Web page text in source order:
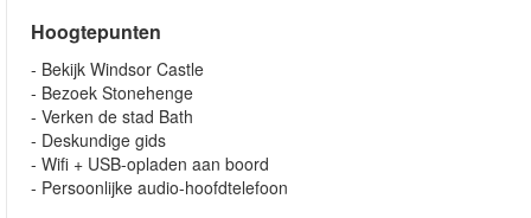
Hoogtepunten
- Bekijk Windsor Castle
- Bezoek Stonehenge
- Verken de stad Bath
- Deskundige gids
- Wifi + USB-opladen aan boord
- Persoonlijke audio-hoofdtelefoon